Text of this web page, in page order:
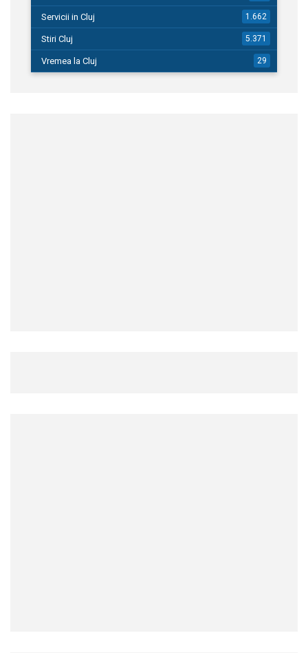
Servicii in Cluj 1.662
Stiri Cluj 5.371
Vremea la Cluj 29